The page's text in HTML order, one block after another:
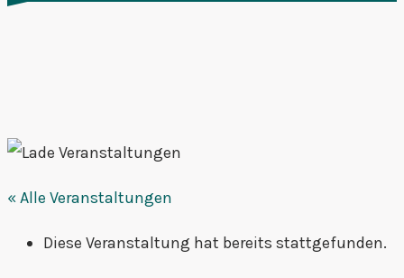
« Alle Veranstaltungen
Diese Veranstaltung hat bereits stattgefunden.